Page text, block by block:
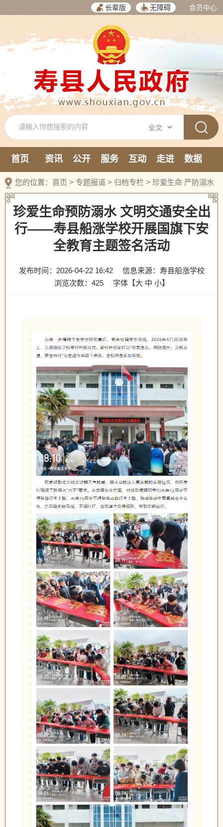
长辈版 无障碍 会员中心
首页 资讯 公开 服务 互动 走进
数据
新媒体
您的位置： 首页 > 专题报道 > 归档专栏 > 珍爱生命 严防溺水
珍爱生命预防溺水 文明交通安全出
行——寿县船涨学校开展国旗下安
全教育主题签名活动
发布时间：2026-04-22 16:42
信息来源：寿县船涨学校
浏览次数： 425 字体【大 中 小】